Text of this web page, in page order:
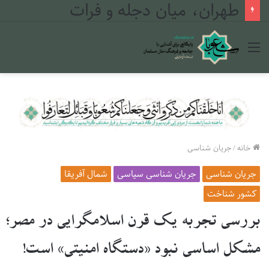
طهران، میان دجله و فرات
منو
خانه/جریان شناسی
جریان شناسی جریان شناسی سیاسی
شمال آفریقا
کشور شناخت
بررسی تجربه یک قرن اسلامگرایی در مصر؛
مشکل اساسی نبود «دستگاه امنیتی» است!